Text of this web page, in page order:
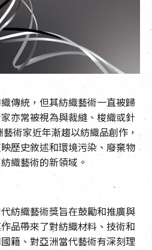
傳統，但其紡織藝術一直被歸
亦常被視為與裁縫、梭織或針
藝術家近年漸趨以紡織品創作，
歷史敘述和環境污染、廢棄物
織藝術的新領域。
紡織藝術獎旨在鼓勵和推廣與
品帶來了對紡織材料、技術和
籍、對亞洲當代藝術有深刻理